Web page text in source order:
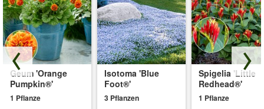
Geum 'Orange
Pumpkin®'
1 Pflanze
Isotoma 'Blue
Foot®'
3 Pflanzen
Spigelia 'Little
Redhead®'
1 Pflanze